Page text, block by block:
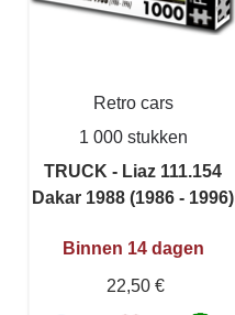
Retro cars
1 000 stukken
TRUCK - Liaz 111.154
Dakar 1988 (1986 - 1996)
Binnen 14 dagen
22,50 €